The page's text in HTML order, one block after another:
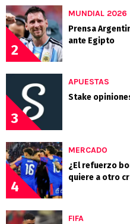
2
MUNDIAL 2026
Prensa
ante Egipto
3
APUESTAS
Stake
4
MERCADO
¿El refuerzo
quiere a otro
FIFA